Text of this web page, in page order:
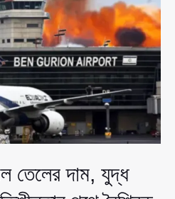
তেলের দাম, যুদ্ধ